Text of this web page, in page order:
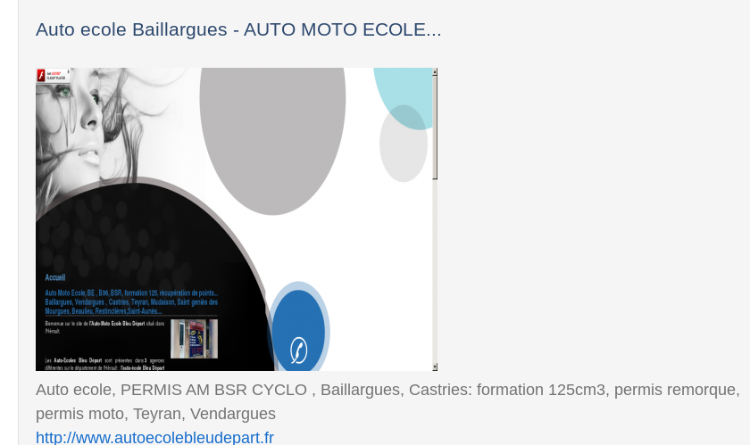
Auto ecole Baillargues - AUTO MOTO ECOLE...
Auto ecole, PERMIS AM BSR CYCLO , Baillargues, Castries: formation 125cm3, permis remorque,
permis moto, Teyran, Vendargues
http://www.autoecolebleudepart.fr